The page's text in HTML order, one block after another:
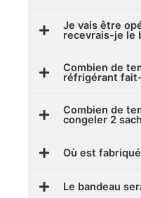
Je vais être
recevrais-je le
Combien de
réfrigérant
Combien de
congeler 2
Où est
Le bandeau